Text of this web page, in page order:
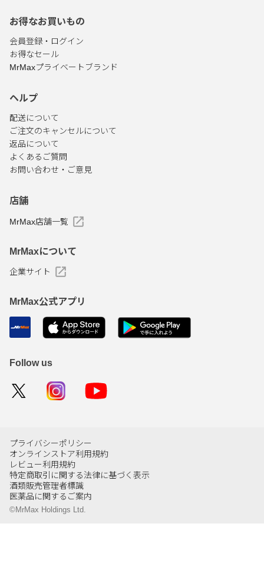
お得なお買いもの
会員登録・ログイン
お得なセール
MrMaxプライベートブランド
ヘルプ
配送について
ご注文のキャンセルについて
返品について
よくあるご質問
お問い合わせ・ご意見
店舗
MrMax店舗一覧
MrMaxについて
企業サイト
MrMax公式アプリ
Follow us
プライバシーポリシー
オンラインストア利用規約
レビュー利用規約
特定商取引に関する法律に基づく表示
酒類販売管理者標識
医薬品に関するご案内
©MrMax Holdings Ltd.